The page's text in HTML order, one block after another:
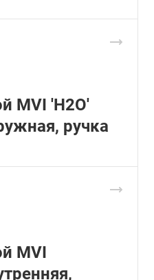
MVI 'H2O'
ручка
MVI